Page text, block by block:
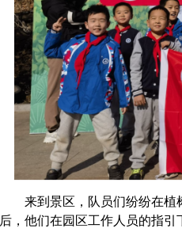
来到景区，队员们纷纷在植
后，他们在园区工作人员的指